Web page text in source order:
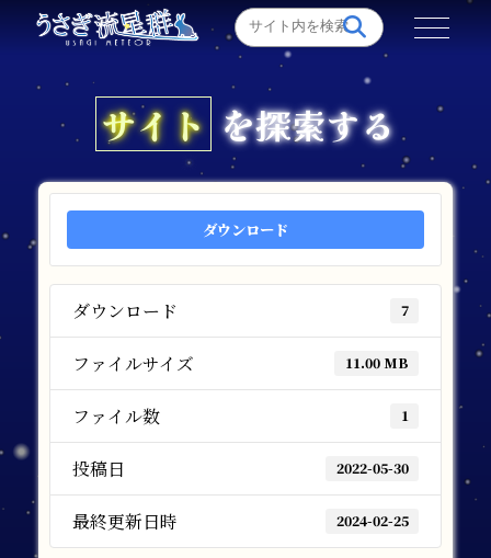
サイト を探索する
ダウンロード
ダウンロード 7
ファイルサイズ 11.00 MB
ファイル数 1
投稿日 2022-05-30
最終更新日時 2024-02-25